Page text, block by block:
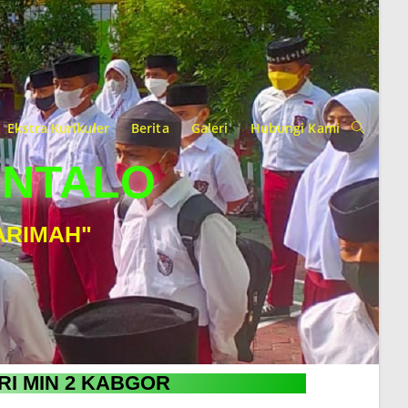
Ekstra Kurikuler Berita Galeri Hubungi Kami
MIN 2 KABGOR